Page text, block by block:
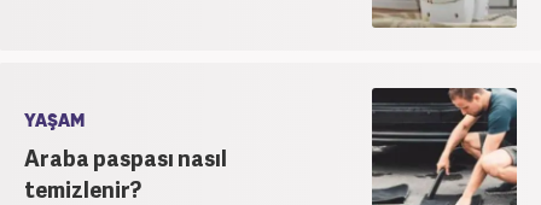
YAŞAM
Araba paspası nasıl
temizlenir?